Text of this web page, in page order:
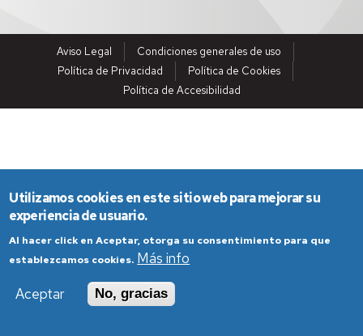
Aviso Legal
Condiciones generales de uso
Política de Privacidad
Política de Cookies
Política de Accesibilidad
Utilizamos cookies en este sitio web para mejorar su
experiencia de usuario.
Al hacer click en Aceptar, otorga su consentimiento para que
establezcamos cookies. Más info
Aceptar
No, gracias